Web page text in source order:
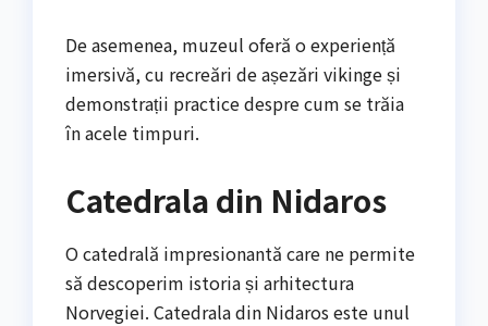
De asemenea, muzeul oferă o experiență
imersivă, cu recreări de așezări vikinge și
demonstrații practice despre cum se trăia
în acele timpuri.
Catedrala din Nidaros
O catedrală impresionantă care ne permite
să descoperim istoria și arhitectura
Norvegiei. Catedrala din Nidaros este unul